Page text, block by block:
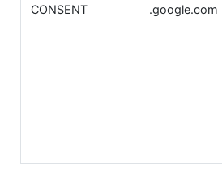
CONSENT .google.com